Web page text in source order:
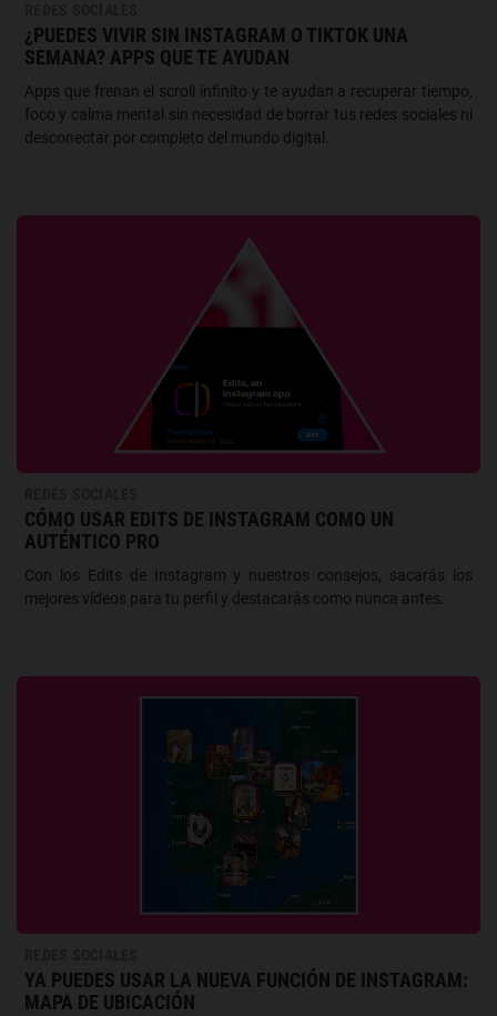
¿PUEDES VIVIR SIN INSTAGRAM O TIKTOK UNA
SEMANA? APPS QUE TE AYUDAN
Apps que frenan el scroll infinito y te ayudan a recuperar tiempo,
foco y calma mental sin necesidad de borrar tus redes sociales ni
desconectar por completo del mundo digital.
CÓMO USAR EDITS DE INSTAGRAM COMO UN
AUTÉNTICO PRO
Con los Edits de Instagram y nuestros consejos, sacarás los
mejores vídeos para tu perfil y destacarás como nunca antes.
YA PUEDES USAR LA NUEVA FUNCIÓN DE INSTAGRAM:
MAPA DE UBICACIÓN